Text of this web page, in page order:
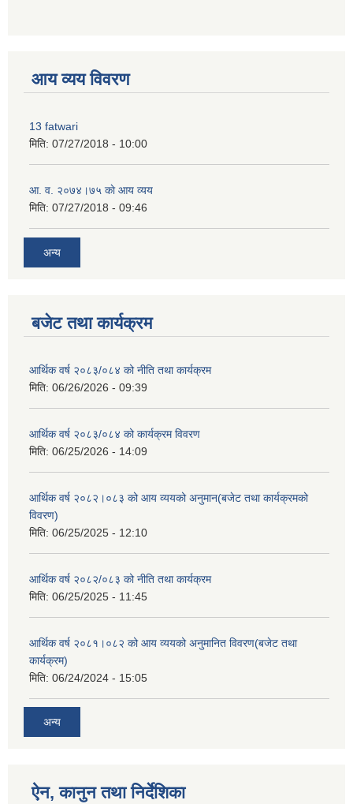
आय व्यय विवरण
13 fatwari
मिति: 07/27/2018 - 10:00
आ‍. व. २०७४।७५ काे आय व्यय
मिति: 07/27/2018 - 09:46
अन्य
बजेट तथा कार्यक्रम
आर्थिक वर्ष २०८३/०८४ को नीति तथा कार्यक्रम
मिति: 06/26/2026 - 09:39
आर्थिक वर्ष २०८३/०८४ को कार्यक्रम विवरण
मिति: 06/25/2026 - 14:09
आर्थिक वर्ष २०८२।०८३ को आय व्ययको अनुमान(बजेट तथा कार्यक्रमको
विवरण)
मिति: 06/25/2025 - 12:10
आर्थिक वर्ष २०८२/०८३ को नीति तथा कार्यक्रम
मिति: 06/25/2025 - 11:45
आर्थिक वर्ष २०८१।०८२ को आय व्ययको अनुमानित विवरण(बजेट तथा
कार्यक्रम)
मिति: 06/24/2024 - 15:05
अन्य
ऐन, कानुन तथा निर्देशिका